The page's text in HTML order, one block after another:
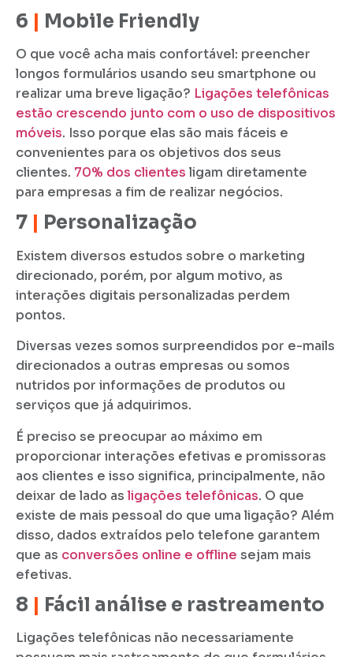
6 | Mobile Friendly
O que você acha mais confortável: preencher
longos formulários usando seu smartphone ou
realizar uma breve ligação? Ligações telefônicas
estão crescendo junto com o uso de dispositivos
móveis. Isso porque elas são mais fáceis e
convenientes para os objetivos dos seus
clientes. 70% dos clientes ligam diretamente
para empresas a fim de realizar negócios.
7 | Personalização
Existem diversos estudos sobre o marketing
direcionado, porém, por algum motivo, as
interações digitais personalizadas perdem
pontos.
Diversas vezes somos surpreendidos por e-mails
direcionados a outras empresas ou somos
nutridos por informações de produtos ou
serviços que já adquirimos.
É preciso se preocupar ao máximo em
proporcionar interações efetivas e promissoras
aos clientes e isso significa, principalmente, não
deixar de lado asligações telefônicas. O que
existe de mais pessoal do que uma ligação? Além
disso, dados extraídos pelo telefone garantem
que as conversões online e offline sejam mais
efetivas.
8 | Fácil análise e rastreamento
Ligações telefônicas não necessariamente